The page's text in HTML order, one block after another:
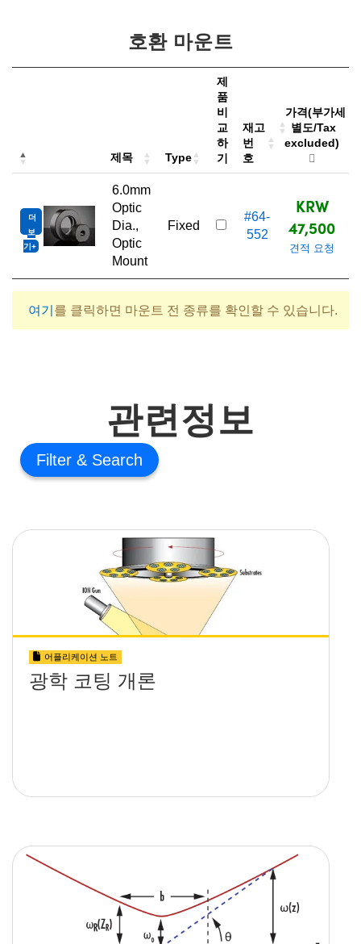
호환 마운트
제목 Type
제
품
비
교
하
기
재고
번
호
가격(부가세
별도/Tax
excluded)
더
보
기
6.0mm
Optic
Dia.,
Optic
Mount
Fixed
#64-
552
KRW
47,500
견적 요청
여기 를 클릭하면 마운트 전 종류를 확인할 수 있습니다.
관련정보
Filter
어플리케이션 노트
광학 코팅 개론